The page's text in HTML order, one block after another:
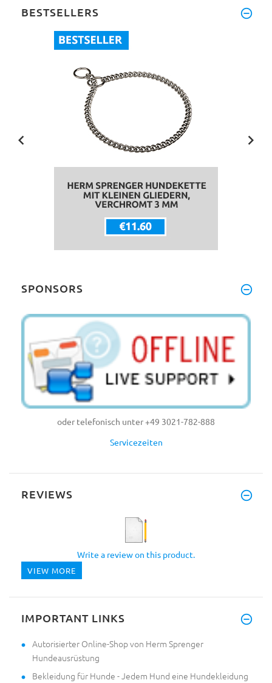
BESTSELLERS
SPONSORS
oder telefonisch unter +49 3021-782-888
Servicezeiten
REVIEWS
Write a review on this product.
VIEW MORE
IMPORTANT LINKS
Autorisierter Online-Shop von Herm Sprenger
Hundeausrüstung
Bekleidung für Hunde - Jedem Hund eine Hundekleidung